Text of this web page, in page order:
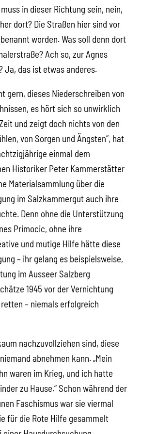
in dieser Richtung sein, nein,
dort? Die Straßen hier sind vor
worden. Was soll denn dort
Ach so, zur Agnes
Ja, das ist etwas anderes.
gern, dieses Niederschreiben von
es hört sich so unwirklich
und zeigt doch nichts von den
von Sorgen und Ängsten“, hat
einmal dem
Historiker Peter Kammerstätter
Materialsammlung über die
im Salzkammergut auch ihre
Denn ohne die Unterstützung
Primocic, ohne ihre
und mutige Hilfe hätte diese
– ihr gelang es beispielsweise,
im Ausseer Salzberg
1945 vor der Vernichtung
– niemals erfolgreich
nachzuvollziehen sind, diese
abnehmen kann. „Mein
waren im Krieg, und ich hatte
zu Hause.“ Schon während der
Faschismus war sie viermal
für die Rote Hilfe gesammelt